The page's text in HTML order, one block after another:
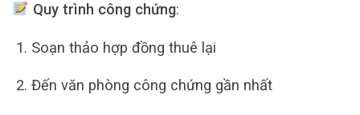
Quy trình công chứng:
Soạn thảo hợp đồng thuê lại
Đến văn phòng công chứng gần nhất